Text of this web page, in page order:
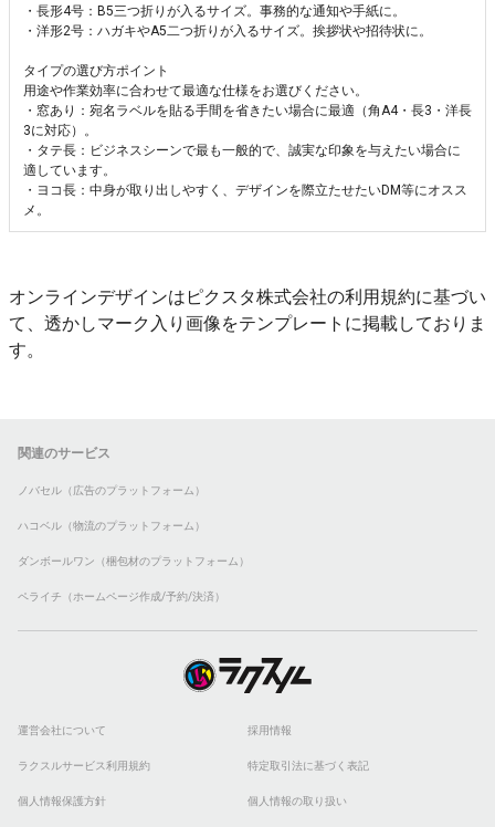
・長形4号：B5三つ折りが入るサイズ。事務的な通知や手紙に。
・洋形2号：ハガキやA5二つ折りが入るサイズ。挨拶状や招待状に。
タイプの選び方ポイント
用途や作業効率に合わせて最適な仕様をお選びください。
・窓あり：宛名ラベルを貼る手間を省きたい場合に最適（角A4・長3・洋長
3に対応）。
・タテ長：ビジネスシーンで最も一般的で、誠実な印象を与えたい場合に
適しています。
・ヨコ長：中身が取り出しやすく、デザインを際立たせたいDM等にオスス
メ。
オンラインデザインはピクスタ株式会社の利用規約に基づい
て、透かしマーク入り画像をテンプレートに掲載しておりま
す。
関連のサービス
ノバセル（広告のプラットフォーム）
ハコベル（物流のプラットフォーム）
ダンボールワン（梱包材のプラットフォーム）
ペライチ（ホームページ作成/予約/決済）
運営会社について 採用情報
ラクスルサービス利用規約 特定取引法に基づく表記
個人情報保護方針 個人情報の取り扱い